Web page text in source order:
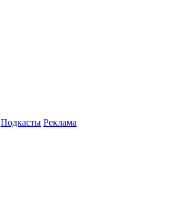
Подкасты Реклама